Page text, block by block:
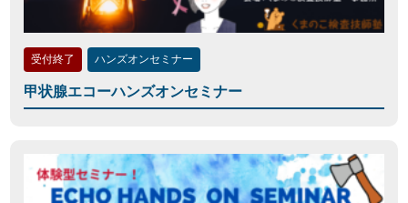
受付終了 ハンズオンセミナー
甲状腺エコーハンズオンセミナー